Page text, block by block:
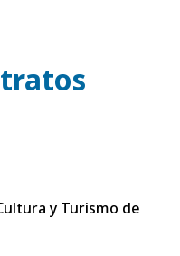
y Turismo de